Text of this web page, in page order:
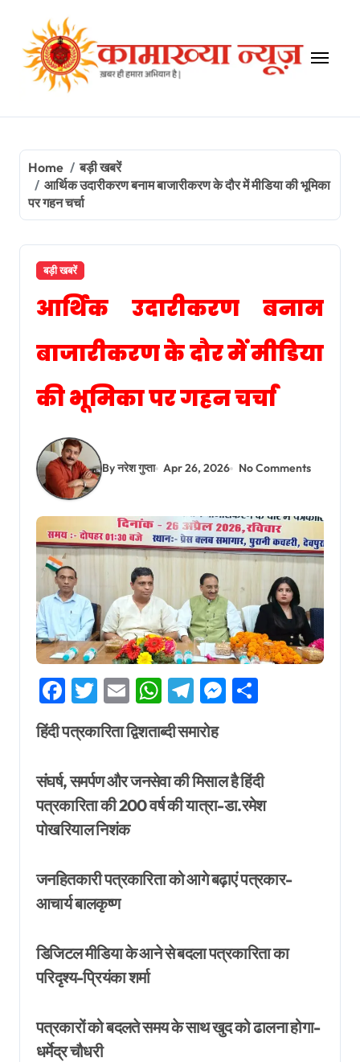
content
Home
बड़ी खबरें
आर्थिक उदारीकरण बनाम बाजारीकरण के दौर में मीडिया की भूमिका
पर गहन चर्चा
बड़ी खबरें
आर्थिक उदारीकरण बनाम
बाजारीकरण के दौर में मीडिया
की भूमिका पर गहन चर्चा
By नरेश गुप्ता Apr 26, 2026 No Comments
Facebook
Twitter
EmailWhatsApp
Telegram
Messenger
हिंदी पत्रकारिता द्विशताब्दी समारोह
संघर्ष, समर्पण और जनसेवा की मिसाल है हिंदी
पत्रकारिता की 200 वर्ष की यात्रा-डा.रमेश
पोखरियाल निशंक
जनहितकारी पत्रकारिता को आगे बढ़ाएं पत्रकार-
आचार्य बालकृष्ण
डिजिटल मीडिया के आने से बदला पत्रकारिता का
परिदृश्य-प्रियंका शर्मा
पत्रकारों को बदलते समय के साथ खुद को ढालना होगा-
धर्मेद्र चौधरी